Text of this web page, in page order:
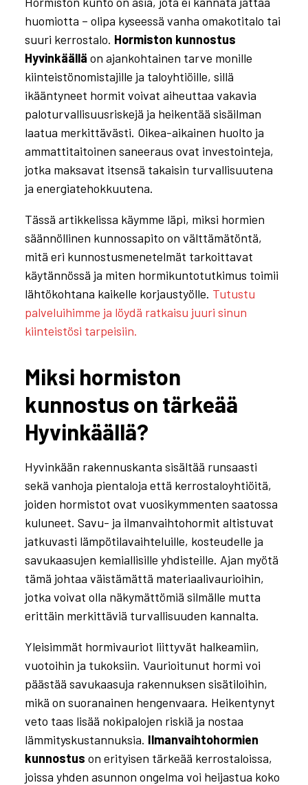
huomiotta – olipa kyseessä vanha omakotitalo tai
suuri kerrostalo. Hormiston kunnostus
Hyvinkäällä on ajankohtainen tarve monille
kiinteistönomistajille ja taloyhtiöille, sillä
ikääntyneet hormit voivat aiheuttaa vakavia
paloturvallisuusriskejä ja heikentää sisäilman
laatua merkittävästi. Oikea-aikainen huolto ja
ammattitaitoinen saneeraus ovat investointeja,
jotka maksavat itsensä takaisin turvallisuutena
ja energiatehokkuutena.
Tässä artikkelissa käymme läpi, miksi hormien
säännöllinen kunnossapito on välttämätöntä,
mitä eri kunnostusmenetelmät tarkoittavat
käytännössä ja miten hormikuntotutkimus toimii
lähtökohtana kaikelle korjaustyölle. Tutustu
palveluihimme ja löydä ratkaisu juuri sinun
kiinteistösi tarpeisiin.
Miksi hormiston
kunnostus on tärkeää
Hyvinkäällä?
Hyvinkään rakennuskanta sisältää runsaasti
sekä vanhoja pientaloja että kerrostaloyhtiöitä,
joiden hormistot ovat vuosikymmenten saatossa
kuluneet. Savu- ja ilmanvaihtohormit altistuvat
jatkuvasti lämpötilavaihteluille, kosteudelle ja
savukaasujen kemiallisille yhdisteille. Ajan myötä
tämä johtaa väistämättä materiaalivaurioihin,
jotka voivat olla näkymättömiä silmälle mutta
erittäin merkittäviä turvallisuuden kannalta.
Yleisimmät hormivauriot liittyvät halkeamiin,
vuotoihin ja tukoksiin. Vaurioitunut hormi voi
päästää savukaasuja rakennuksen sisätiloihin,
mikä on suoranainen hengenvaara. Heikentynyt
veto taas lisää nokipalojen riskiä ja nostaa
lämmityskustannuksia. Ilmanvaihtohormien
kunnostus on erityisen tärkeää kerrostaloissa,
joissa yhden asunnon ongelma voi heijastua koko